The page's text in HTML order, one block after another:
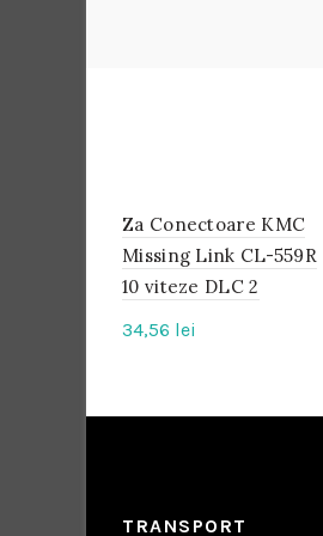
IN
STOC
Za Conectoare KMC
Missing Link CL-559R
10 viteze DLC 2
34,56 lei
TRANSPORT